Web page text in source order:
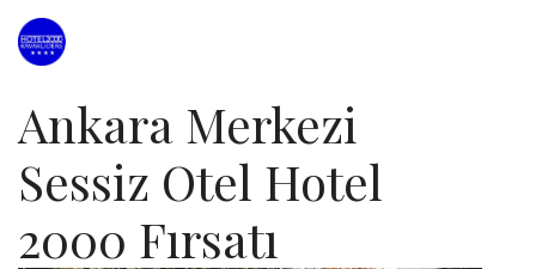
Ankara Merkezi
Sessiz Otel Hotel
2000 Fırsatı